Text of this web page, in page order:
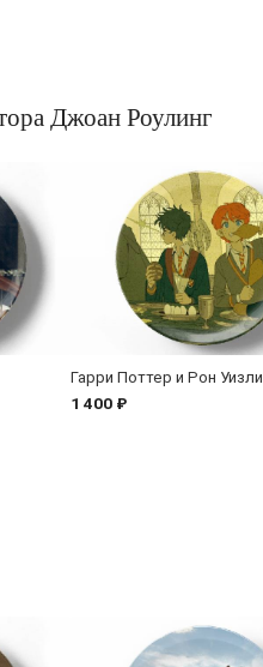
Джоан Роулинг
Гарри Поттер и Рон Уизли
1 400 ₽